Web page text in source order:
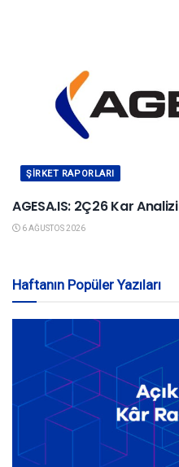
ŞIRKET RAPORLARI
AGESA.IS: 2Ç26 Kar Analizi
6 AĞUSTOS 2026
Haftanın Popüler Yazıları